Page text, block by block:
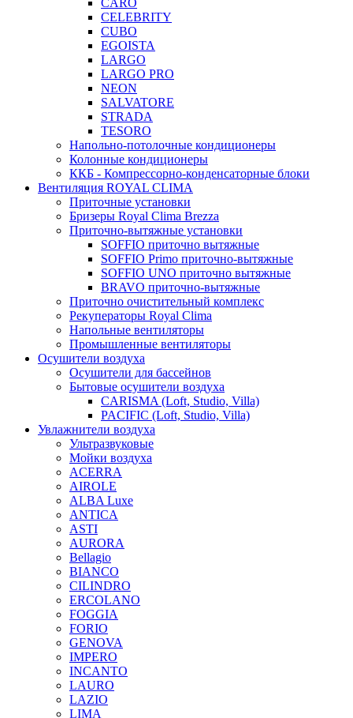
CARO
CELEBRITY
CUBO
EGOISTA
LARGO
LARGO PRO
NEON
SALVATORE
STRADA
TESORO
Напольно-потолочные кондиционеры
Колонные кондиционеры
ККБ - Компрессорно-конденсаторные блоки
Вентиляция ROYAL CLIMA
Приточные установки
Бризеры Royal Clima Brezza
Приточно-вытяжные установки
SOFFIO приточно вытяжные
SOFFIO Primo приточно-вытяжные
SOFFIO UNO приточно вытяжные
BRAVO приточно-вытяжные
Приточно очистительный комплекс
Рекуператоры Royal Clima
Напольные вентиляторы
Промышленные вентиляторы
Осушители воздуха
Осушители для бассейнов
Бытовые осушители воздуха
CARISMA (Loft, Studio, Villa)
PACIFIC (Loft, Studio, Villa)
Увлажнители воздуха
Ультразвуковые
Мойки воздуха
ACERRA
AIROLE
ALBA Luxe
ANTICA
ASTI
AURORA
Bellagio
BIANCO
CILINDRO
ERCOLANO
FOGGIA
FORIO
GENOVA
IMPERO
INCANTO
LAURO
LAZIO
LIMA